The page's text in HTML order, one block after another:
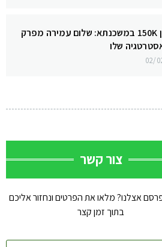
חיסכון 150K במשכנתא: שלום עמירה מפרק
שלו
02/
צור קשר
אצלנו? מלאו את הפרטים ונחזור אליכם
בתוך זמן קצר